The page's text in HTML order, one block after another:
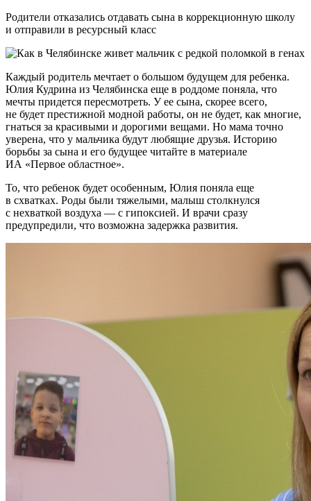
Родители отказались отдавать сына в коррекционную школу
и отправили в ресурсный класс
Каждый родитель мечтает о большом будущем для ребенка.
Юлия Кудрина из Челябинска еще в роддоме поняла, что
мечты придется пересмотреть. У ее сына, скорее всего,
не будет престижной модной работы, он не будет, как многие,
гнаться за красивыми и дорогими вещами. Но мама точно
уверена, что у мальчика будут любящие друзья. Историю
борьбы за сына и его будущее читайте в материале
ИА «Первое областное».
То, что ребенок будет особенным, Юлия поняла еще
в схватках. Роды были тяжелыми, малыш столкнулся
с нехваткой воздуха — с гипоксией. И врачи сразу
предупредили, что возможна задержка развития.